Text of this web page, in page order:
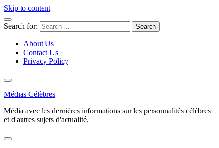
Skip to content
Search for:
About Us
Contact Us
Privacy Policy
Médias Célèbres
Média avec les dernières informations sur les personnalités célèbres
et d'autres sujets d'actualité.